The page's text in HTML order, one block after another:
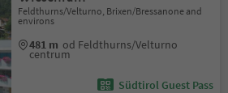
Feldthurns/Velturno, Brixen/Bressanone and
environs
481 m od Feldthurns/Velturno
centrum
Südtirol Guest Pass